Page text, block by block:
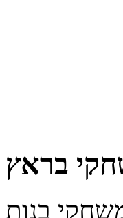
בראץ